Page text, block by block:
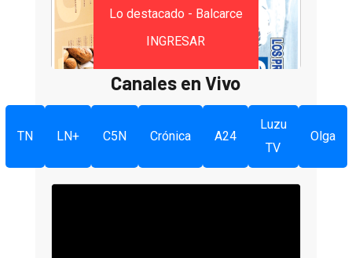
Lo destacado - Balcarce
INGRESAR
Canales en Vivo
TN LN+ C5N Crónica A24
Luzu
TV
Olga